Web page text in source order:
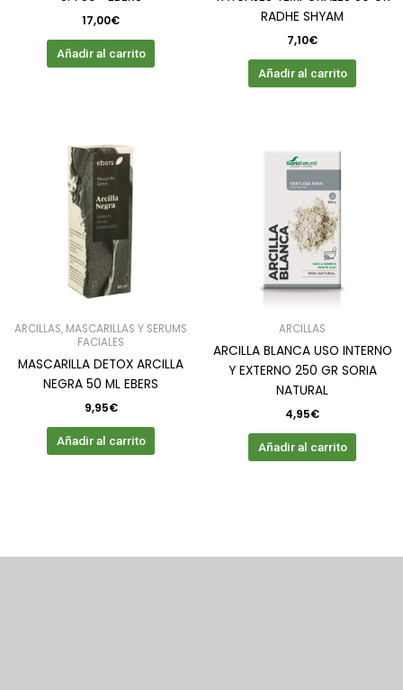
17,00€
Añadir al carrito
RADHE SHYAM
7,10€
Añadir al carrito
ARCILLAS, MASCARILLAS Y SERUMS
FACIALES
MASCARILLA DETOX ARCILLA
NEGRA 50 ML EBERS
9,95€
Añadir al carrito
ARCILLAS
ARCILLA BLANCA USO INTERNO
Y EXTERNO 250 GR SORIA
NATURAL
4,95€
Añadir al carrito